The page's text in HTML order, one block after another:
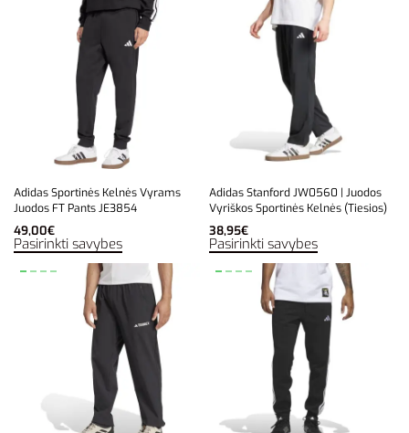
Adidas Sportinės Kelnės Vyrams
Juodos FT Pants JE3854
49,00€
Pasirinkti savybes
Adidas Stanford JW0560 | Juodos
Vyriškos Sportinės Kelnės (Tiesios)
38,95€
Pasirinkti savybes